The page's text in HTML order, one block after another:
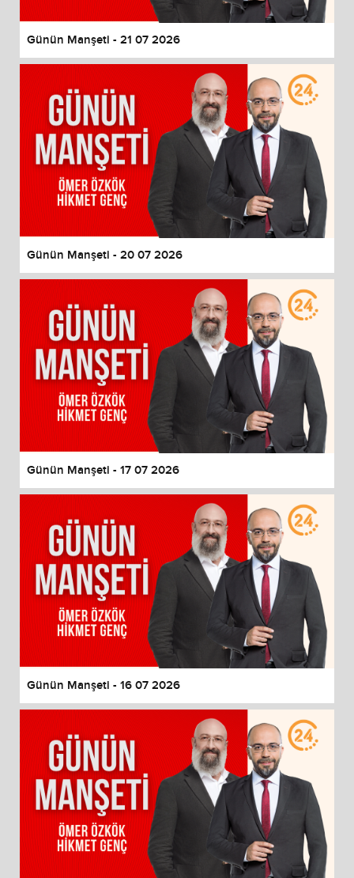
Günün Manşeti - 21 07 2026
Günün Manşeti - 20 07 2026
Günün Manşeti - 17 07 2026
Günün Manşeti - 16 07 2026